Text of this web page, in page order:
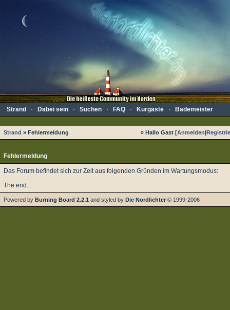
Strand · Dabei sein· Suchen· FAQ· Kurgäste· Bademeister
Strand » Fehlermeldung » Hallo Gast [Anmelden|
Fehlermeldung
Das Forum befindet sich zur Zeit aus folgenden Gründen im Wartungsmodus:
The end...
Powered by Burning Board 2.2.1 and styled by Die Nordlichter © 1999-2006